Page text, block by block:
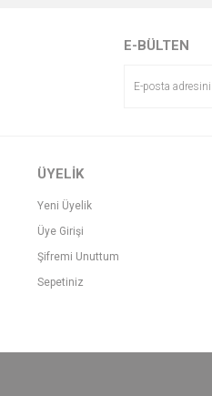
E-BÜLTEN
ÜYELİK
Yeni Üyelik
Üye Girişi
Şifremi Unuttum
Sepetiniz